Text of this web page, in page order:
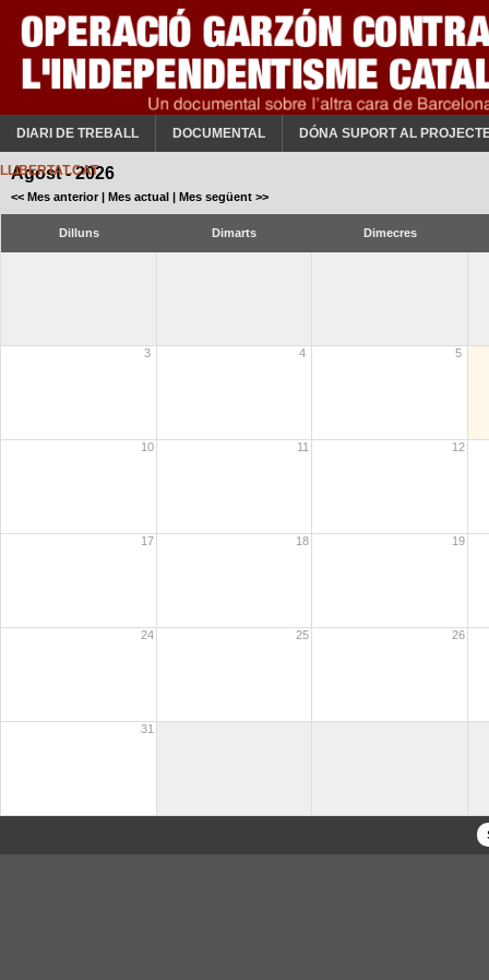
DIARI DE TREBALL DOCUMENTAL DÓNA SUPORT AL
LLIBERTAT.CAT
Agost - 2026
<< Mes anterior | Mes actual | Mes següent >>
Dilluns Dimarts Dimecres
3 4 5
10 11 12
17 18 19
24 25 26
31